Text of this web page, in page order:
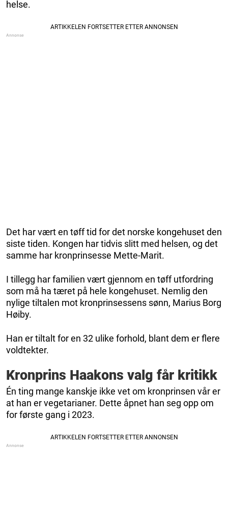
helse.
Det har vært en tøff tid for det norske kongehuset den
siste tiden. Kongen har tidvis slitt med helsen, og det
samme har kronprinsesse Mette-Marit.
I tillegg har familien vært gjennom en tøff utfordring
som må ha tæret på hele kongehuset. Nemlig den
nylige tiltalen mot kronprinsessens sønn, Marius Borg
Høiby.
Han er tiltalt for en 32 ulike forhold, blant dem er flere
voldtekter.
Kronprins Haakons valg får kritikk
Én ting mange kanskje ikke vet om kronprinsen vår er
at han er vegetarianer. Dette åpnet han seg opp om
for første gang i 2023.